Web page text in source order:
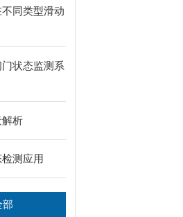
同类型滑动
状态监测系
析
测应用
部